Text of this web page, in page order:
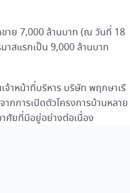
าย 7,000 ล้านบาท (ณ วันที่ 18
าสแรกเป็น 9,000 ล้านบาท
จ้าหน้าที่บริหาร บริษัท พฤกษาเรี
กการเปิดตัวโครงการบ้านหลาย
ศัยที่มีอยู่อย่างต่อเนื่อง